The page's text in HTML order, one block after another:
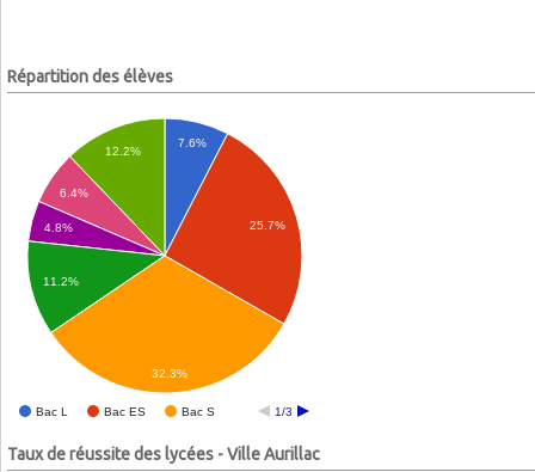
Répartition des élèves
Bac L Bac ES Bac S 1/3
7.6%
25.7%
12.2%
6.4%
4.8%
11.2%
32.3%
Taux de réussite des lycées - Ville Aurillac